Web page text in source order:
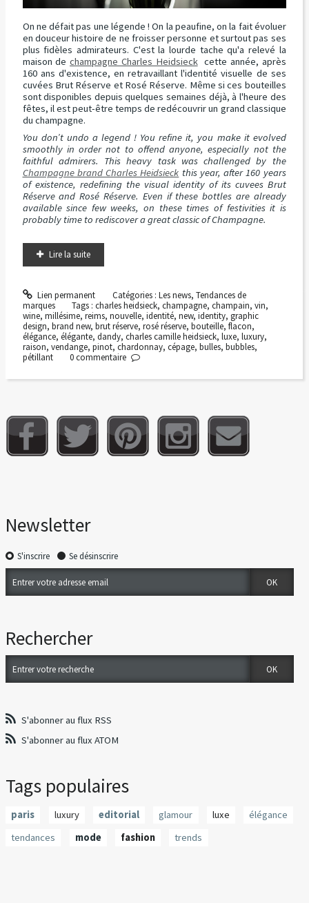
On ne défait pas une légende ! On la peaufine, on la fait évoluer
en douceur histoire de ne froisser personne et surtout pas ses
plus fidèles admirateurs. C'est la lourde tache qu'a relevé la
maison dechampagne Charles Heidsieckcette année, après
160 ans d'existence, en retravaillant l'identité visuelle de ses
cuvées Brut Réserve et Rosé Réserve. Même si ces bouteilles
sont disponibles depuis quelques semaines déjà, à l'heure des
fêtes, il est peut-être temps de redécouvrir un grand classique
du champagne.
You don’t undo a legend ! You refine it, you make it evolved
smoothly in order not to offend anyone, especially not the
faithful admirers. This heavy task was challenged by the
Champagne brand Charles Heidsieck this year, after 160 years
of existence, redefining the visual identity of its cuvees Brut
Réserve and Rosé Réserve. Even if these bottles are already
available since few weeks, on these times of festivities it is
probably time to rediscover a great classic of Champagne.
Lire la suite
Lien permanent Catégories : Les news, Tendances de
marques
Tags :charles heidsieck,champagne,champain,vin,
wine, millésime, reims, nouvelle, identité, new, identity, graphic
design, brand new, brut réserve, rosé réserve, bouteille, flacon,
élégance, élégante, dandy, charles camille heidsieck, luxe, luxury,
raison, vendange, pinot, chardonnay, cépage, bulles, bubbles,
pétillant
0commentaire
Newsletter
S'inscrire Se désinscrire
Rechercher
S'abonner au flux RSS
S'abonner au flux ATOM
Tags populaires
paris luxury editorial glamour luxe
élégance
tendances
mode fashion trends